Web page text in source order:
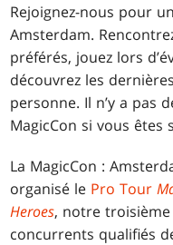
Rejoignez-nous pour
Amsterdam.
préférés, jouez lors
découvrez les
personne. Il n’y a pas
MagicCon si vous
La MagicCon :
organisé le Pro Tour
Heroes, notre troisième
concurrents qualifiés